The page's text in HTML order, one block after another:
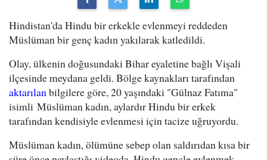
Hindistan'da Hindu bir erkekle evlenmeyi reddeden
Müslüman bir genç kadın yakılarak katledildi.
Olay, ülkenin doğusundaki Bihar eyaletine bağlı Vişali
ilçesinde meydana geldi. Bölge kaynakları tarafından
aktarılanbilgilere göre, 20 yaşındaki "Gülnaz Fatıma"
isimli Müslüman kadın, aylardır Hindu bir erkek
tarafından kendisiyle evlenmesi için tacize uğruyordu.
Müslüman kadın, ölümüne sebep olan saldırıdan kısa bir